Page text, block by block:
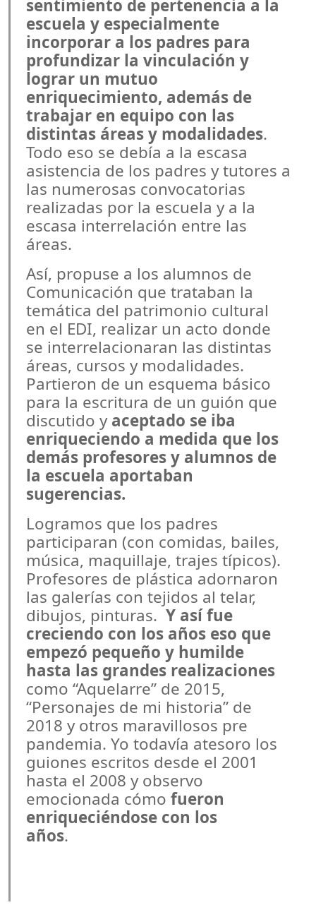
sentimiento de pertenencia a la
escuela y especialmente
incorporar a los padres para
profundizar la vinculación y
lograr un mutuo
enriquecimiento, además de
trabajar en equipo con las
distintas áreas y modalidades.
Todo eso se debía a la escasa
asistencia de los padres y tutores a
las numerosas convocatorias
realizadas por la escuela y a la
escasa interrelación entre las
áreas.
Así, propuse a los alumnos de
Comunicación que trataban la
temática del patrimonio cultural
en el EDI, realizar un acto donde
se interrelacionaran las distintas
áreas, cursos y modalidades.
Partieron de un esquema básico
para la escritura de un guión que
discutido yaceptado se iba
enriqueciendo a medida que los
demás profesores y alumnos de
la escuela aportaban
sugerencias.
Logramos que los padres
participaran (con comidas, bailes,
música, maquillaje, trajes típicos).
Profesores de plástica adornaron
las galerías con tejidos al telar,
dibujos, pinturas.Y así fue
creciendo con los años eso que
empezó pequeño y humilde
hasta las grandes realizaciones
como “Aquelarre” de 2015,
“Personajes de mi historia” de
2018 y otros maravillosos pre
pandemia. Yo todavía atesoro los
guiones escritos desde el 2001
hasta el 2008 y observo
emocionada cómofueron
enriqueciéndose con los
años